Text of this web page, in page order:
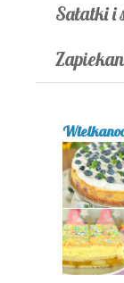
Sałatki i